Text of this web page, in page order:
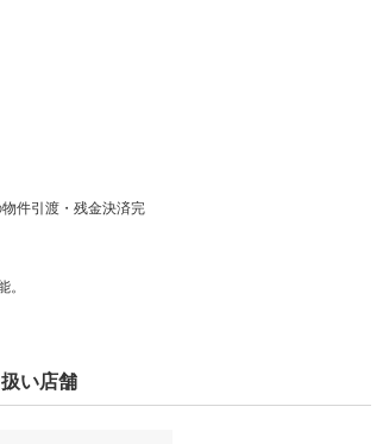
件引渡・残金決済完
い店舗